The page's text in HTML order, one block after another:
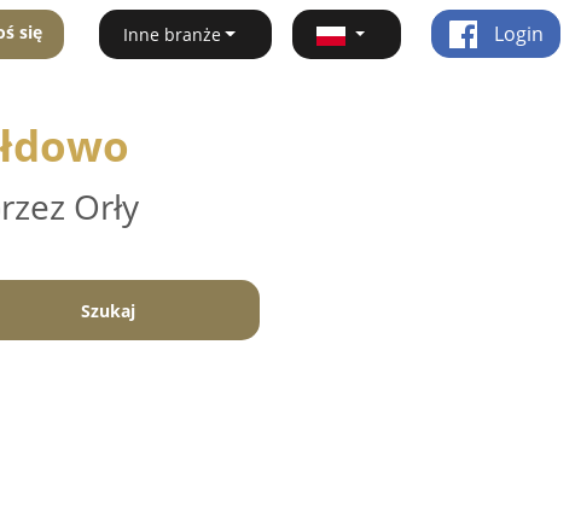
się Inne branże Login
Orły
Szukaj